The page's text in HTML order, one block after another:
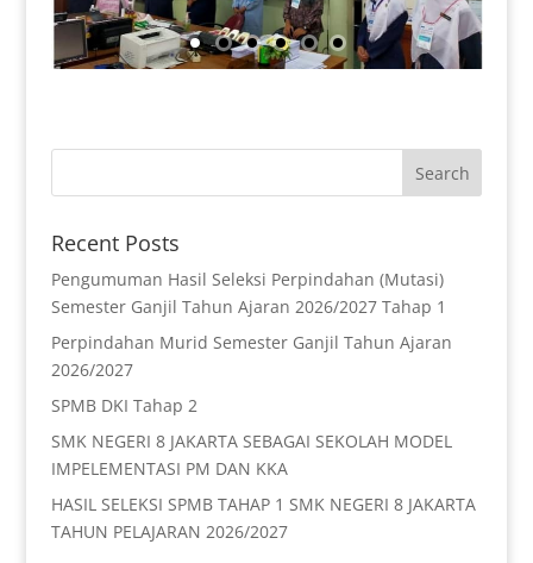
Recent Posts
Pengumuman Hasil Seleksi Perpindahan (Mutasi)
Semester Ganjil Tahun Ajaran 2026/2027 Tahap 1
Perpindahan Murid Semester Ganjil Tahun Ajaran
2026/2027
SPMB DKI Tahap 2
SMK NEGERI 8 JAKARTA SEBAGAI SEKOLAH MODEL
IMPELEMENTASI PM DAN KKA
HASIL SELEKSI SPMB TAHAP 1 SMK NEGERI 8 JAKARTA
TAHUN PELAJARAN 2026/2027